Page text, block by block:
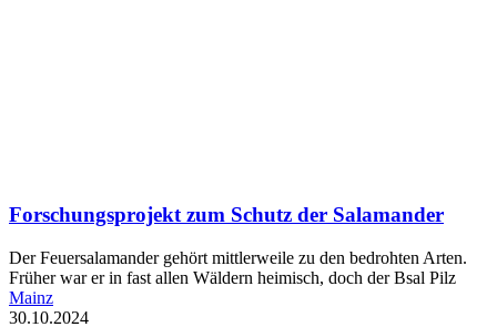
Forschungsprojekt zum Schutz der Salamander
Der Feuersalamander gehört mittlerweile zu den bedrohten Arten.
Früher war er in fast allen Wäldern heimisch, doch der Bsal Pilz
Mainz
30.10.2024